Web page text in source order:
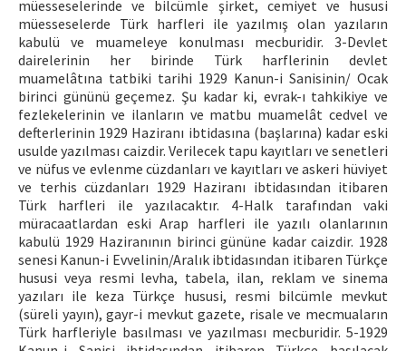
müesseselerinde ve bilcümle şirket, cemiyet ve hususi
müesseselerde Türk harfleri ile yazılmış olan yazıların
kabulü ve muameleye konulması mecburidir. 3-Devlet
dairelerinin her birinde Türk harflerinin devlet
muamelâtına tatbiki tarihi 1929 Kanun-i Sanisinin/ Ocak
birinci gününü geçemez. Şu kadar ki, evrak-ı tahkikiye ve
fezlekelerinin ve ilanların ve matbu muamelât cedvel ve
defterlerinin 1929 Haziranı ibtidasına (başlarına) kadar eski
usulde yazılması caizdir. Verilecek tapu kayıtları ve senetleri
ve nüfus ve evlenme cüzdanları ve kayıtları ve askeri hüviyet
ve terhis cüzdanları 1929 Haziranı ibtidasından itibaren
Türk harfleri ile yazılacaktır. 4-Halk tarafından vaki
müracaatlardan eski Arap harfleri ile yazılı olanlarının
kabulü 1929 Haziranının birinci gününe kadar caizdir. 1928
senesi Kanun-i Evvelinin/Aralık ibtidasından itibaren Türkçe
hususi veya resmi levha, tabela, ilan, reklam ve sinema
yazıları ile keza Türkçe hususi, resmi bilcümle mevkut
(süreli yayın), gayr-i mevkut gazete, risale ve mecmuaların
Türk harfleriyle basılması ve yazılması mecburidir. 5-1929